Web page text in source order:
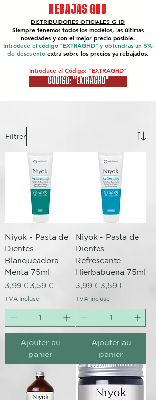
REBAJAS GHD
DISTRIBUIDORES OFICIALES GHD
Siempre tenemos todos los modelos, las últimas
novedades y con el mejor precio posible.
Introduce el código "EXTRAGHD" y obtendrás un 5%
de descuento extra sobre los precios ya rebajados.
Introduce el Código: "EXTRAGHD"
CÓDIGO: "EXTRAGHD"
Filtrer
Niyok - Pasta de
Dientes
Blanqueadora
Menta 75ml
Prix original
3,99 € Prix promotionnel
3,59 €
TVA Incluse
Ajouter au
panier
Niyok - Pasta de
Dientes
Refrescante
Hierbabuena 75ml
Prix original
3,99 € Prix
3,59 €
TVA Incluse
Ajouter au
panier